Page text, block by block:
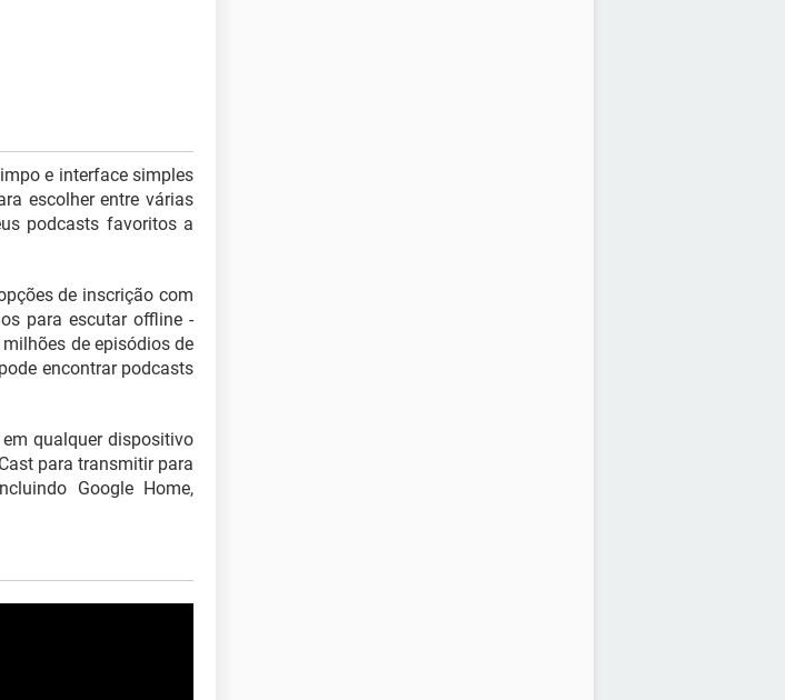
e interface simples
escolher entre várias
podcasts favoritos a
de inscrição com
para escutar offline -
de episódios de
encontrar podcasts
qualquer dispositivo
para transmitir para
Google Home,